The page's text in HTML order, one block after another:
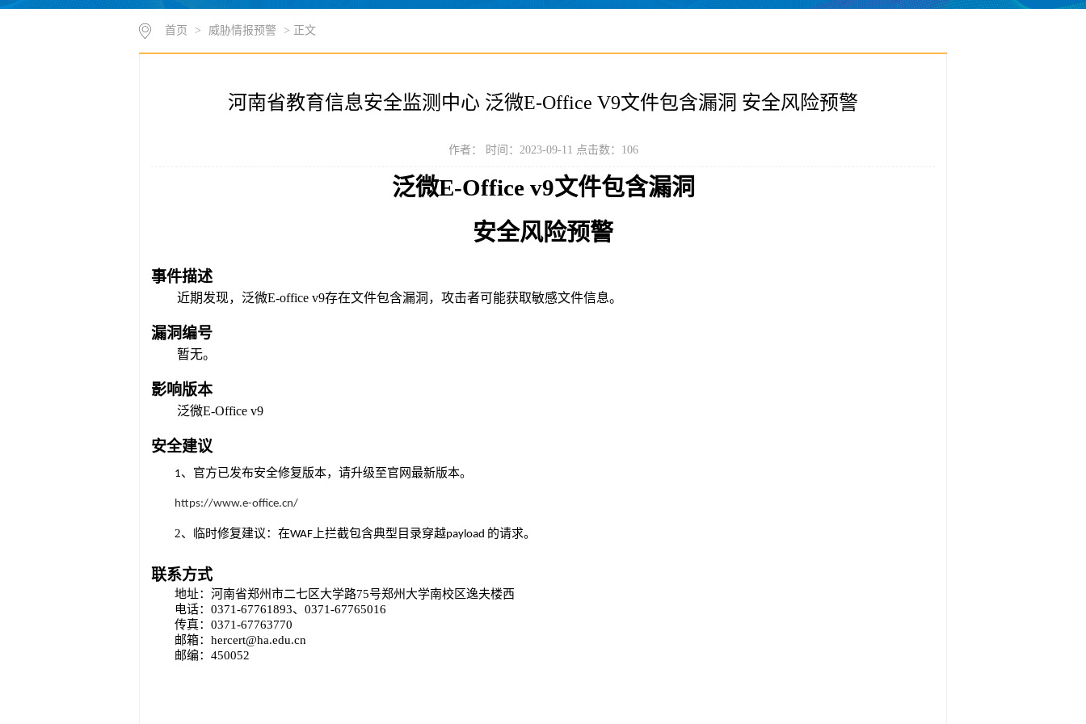
首页 > 威胁情报预警 > 正文
河南省教育信息安全监测中心 泛微E-Office V9文件包含漏洞 安全风险预警
作者： 时间：2023-09-11 点击数： 106
泛微E-Office v9文件包含漏洞
安全风险预警
事件描述
近期发现， 泛微E-office v9存在文件包含漏洞，攻击者可能获取敏感文件信息。
漏洞编号
暂无。
影响版本
泛微E-Office v9
安全建议
1、 官方已发布安全修复版本，请升级至官网最新版本。
https://www.e-office.cn/
2、临时修复建议： 在WAF上拦截包含典型目录穿越payload 的请求。
联系方式
地址：河南省郑州市二七区大学路75号郑州大学南校区逸夫楼西
电话： 0371-67761893、0371-67765016
传真： 0371-67763770
邮箱： hercert@ha.edu.cn
邮编： 450052